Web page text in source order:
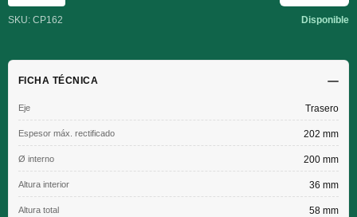
SKU: CP162 Disponible
FICHA TÉCNICA
Eje Trasero
Espesor máx. rectificado 202 mm
Ø interno 200 mm
Altura interior 36 mm
Altura total 58 mm